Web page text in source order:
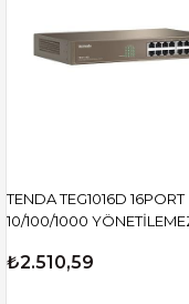
TENDA TEG1016D 16PORT
10/100/1000
₺2.510,59